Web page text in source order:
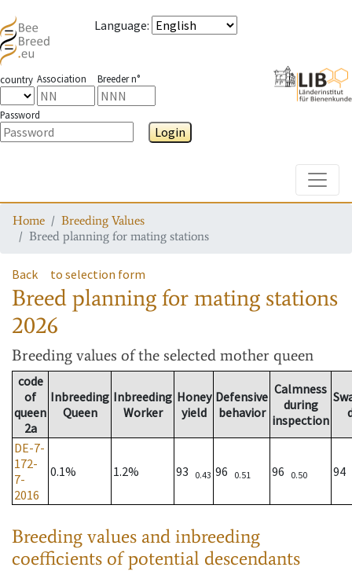
Language:
country Association Breeder n°
Password
Login
Home
Breeding Values
Breed planning for mating stations
Back to selection form
Breed planning for mating stations
2026
Breeding values of the selected mother queen
code
of
queen
2a
Inbreeding
Queen
Inbreeding
Worker
Honey
yield
Defensive
behavior
Calmness
during
inspection
DE-7-
172-
7-
2016
0.1% 1.2% 93 0.43 96 0.51 96 0.50 94
Breeding values and inbreeding
coefficients of potential descendants